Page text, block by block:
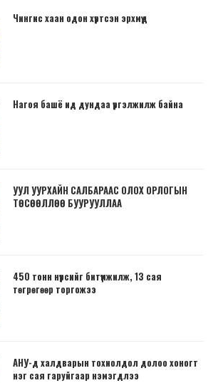
Чингис хаан одон хүртсэн эрхмүүд
Нагоя башё ид дундаа үргэлжилж байна
УУЛ УУРХАЙН САЛБАРААС ОЛОХ ОРЛОГЫН
ТӨСӨӨЛЛӨӨ БУУРУУЛЛАА
450 тонн нүүрсийг битүүмжилж, 13 сая
төгрөгөөр торгожээ
АНУ-д халдварын тохиолдол долоо хоногт
нэг сая гаруйгаар нэмэгдлээ